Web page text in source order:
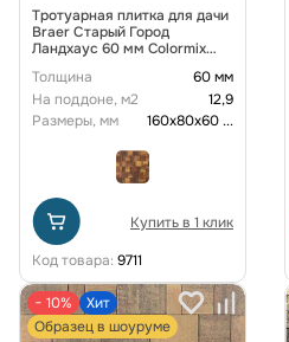
Тротуарная плитка для дачи
Braer Старый Город
Ландхаус 60 мм Colormix
Толщина
60 мм
На поддоне, м2
12,9
Размеры, мм
160х80х60...
Купить в 1 клик
Код товара: 9711
− 10%
Хит
Образец в шоуруме